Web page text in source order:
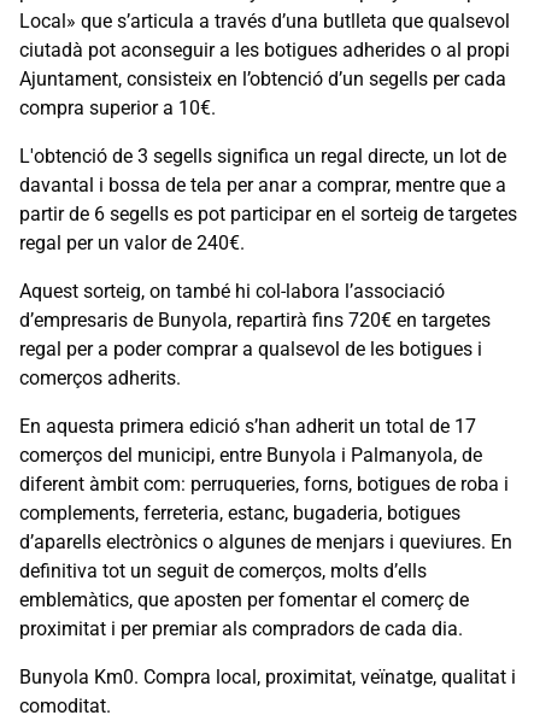
Local» que s’articula a través d’una butlleta que qualsevol
ciutadà pot aconseguir a les botigues adherides o al propi
Ajuntament, consisteix en l’obtenció d’un segells per cada
compra superior a 10€.
L'obtenció de 3 segells significa un regal directe, un lot de
davantal i bossa de tela per anar a comprar, mentre que a
partir de 6 segells es pot participar en el sorteig de targetes
regal per un valor de 240€.
Aquest sorteig, on també hi col-labora l’associació
d’empresaris de Bunyola, repartirà fins 720€ en targetes
regal per a poder comprar a qualsevol de les botigues i
comerços adherits.
En aquesta primera edició s’han adherit un total de 17
comerços del municipi, entre Bunyola i Palmanyola, de
diferent àmbit com: perruqueries, forns, botigues de roba i
complements, ferreteria, estanc, bugaderia, botigues
d’aparells electrònics o algunes de menjars i queviures. En
definitiva tot un seguit de comerços, molts d’ells
emblemàtics, que aposten per fomentar el comerç de
proximitat i per premiar als compradors de cada dia.
Bunyola Km0. Compra local, proximitat, veïnatge, qualitat i
comoditat.